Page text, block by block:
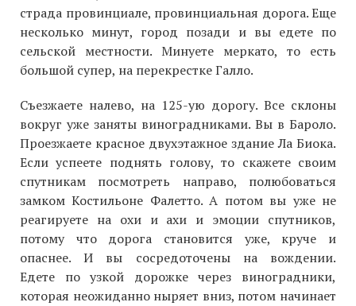
страда провинциале, провинциальная дорога. Еще
несколько минут, город позади и вы едете по
сельской местности. Минуете меркато, то есть
большой супер, на перекрестке Галло.
Съезжаете налево, на 125-ую дорогу. Все склоны
вокруг уже заняты виноградниками. Вы в Бароло.
Проезжаете красное двухэтажное здание Ла Биока.
Если успеете поднять голову, то скажете своим
спутникам посмотреть направо, полюбоваться
замком Костильоне Фалетто. А потом вы уже не
реагируете на охи и ахи и эмоции спутников,
потому что дорога становится уже, круче и
опаснее. И вы сосредоточены на вождении.
Едете по узкой дорожке через виноградники,
которая неожиданно ныряет вниз, потом начинает